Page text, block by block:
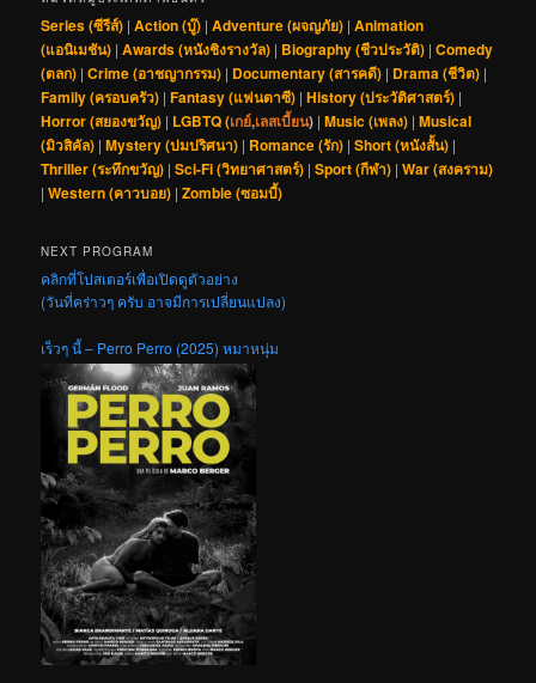
Series (ซีรีส์) |Action (บู๊) |Adventure (ผจญภัย) |Animation
(แอนิเมชัน) |Awards (หนังชิงรางวัล) | Biography (ชีวประวัติ) |Comedy
(ตลก) |Crime (อาชญากรรม) | Documentary (สารคดี) | Drama (ชีวิต) |
Family (ครอบครัว) |Fantasy (แฟนตาซี) |History (ประวัติศาสตร์) |
Horror (สยองขวัญ) | LGBTQ (เกย์,เลสเบี้ยน) |Music (เพลง) |Musical
(มิวสิคัล) |Mystery (ปมปริศนา) | Romance (รัก) |Short (หนังสั้น) |
Thriller (ระทึกขวัญ) |Sci-Fi (วิทยาศาสตร์) |Sport (กีฬา) |War (สงคราม)
|Western (คาวบอย) |Zombie (ซอมบี้)
NEXT PROGRAM
คลิกที่โปสเตอร์เพื่อเปิดดูตัวอย่าง
(วันที่คร่าวๆ ครับ อาจมีการเปลี่ยนแปลง)
เร็วๆ นี้ – Perro Perro (2025) หมาหนุ่ม